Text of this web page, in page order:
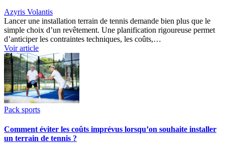
Azyris Volantis
Lancer une installation terrain de tennis demande bien plus que le
simple choix d’un revêtement. Une planification rigoureuse permet
d’anticiper les contraintes techniques, les coûts,…
Voir article
Pack sports
Comment éviter les coûts imprévus lorsqu’on souhaite installer
un terrain de tennis ?